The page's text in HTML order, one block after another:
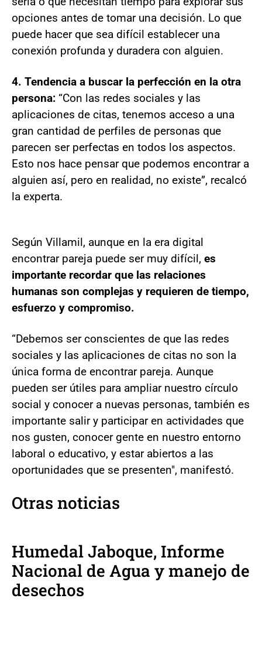
opciones antes de tomar una decisión. Lo que
puede hacer que sea difícil establecer una
conexión profunda y duradera con alguien.
4. Tendencia a buscar la perfección en la otra
persona: “Con las redes sociales y las
aplicaciones de citas, tenemos acceso a una
gran cantidad de perfiles de personas que
parecen ser perfectas en todos los aspectos.
Esto nos hace pensar que podemos encontrar a
alguien así, pero en realidad, no existe”, recalcó
la experta.
Según Villamil, aunque en la era digital
encontrar pareja puede ser muy difícil, es
importante recordar que las relaciones
humanas son complejas y requieren de tiempo,
esfuerzo y compromiso.
“Debemos ser conscientes de que las redes
sociales y las aplicaciones de citas no son la
única forma de encontrar pareja. Aunque
pueden ser útiles para ampliar nuestro círculo
social y conocer a nuevas personas, también es
importante salir y participar en actividades que
nos gusten, conocer gente en nuestro entorno
laboral o educativo, y estar abiertos a las
oportunidades que se presenten", manifestó.
Otras noticias
Humedal Jaboque, Informe
Nacional de Agua y manejo de
desechos